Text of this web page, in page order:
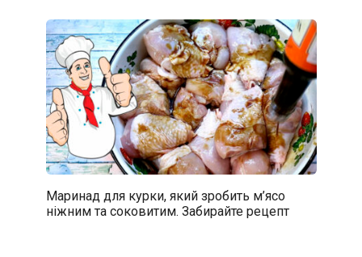
Маринад для курки, який зробить м’ясо
ніжним та соковитим. Забирайте рецепт